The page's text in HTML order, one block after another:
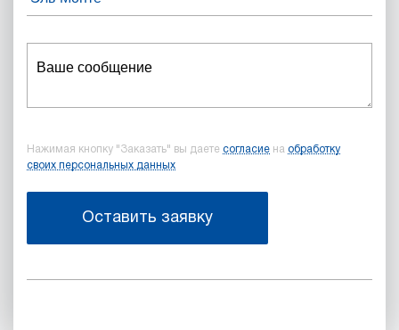
Нажимая кнопку "Заказать" вы даете согласие на обработку
своих персональных данных
Оставить заявку